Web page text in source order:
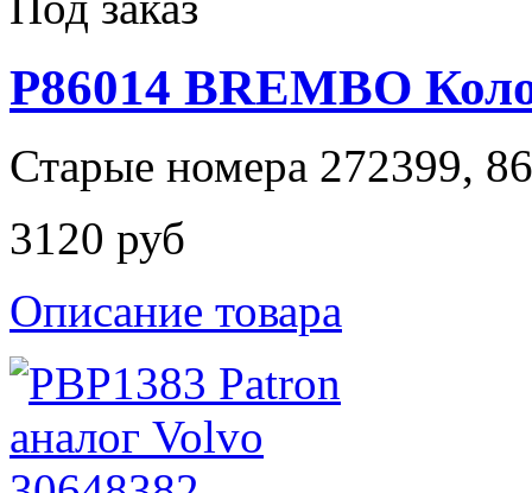
P86014 BREMBO
Старые номера 272399,
3120 руб
Описание товара